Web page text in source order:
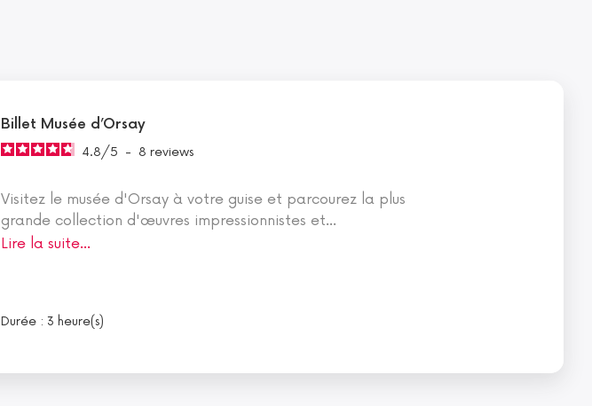
Billet Musée d’Orsay
4.8/5 - 8reviews
Visitez le musée d'Orsay à votre guise et parcourez la plus
grande collection d'œuvres impressionnistes et…
Lire la suite...
Durée : 3 heure(s)